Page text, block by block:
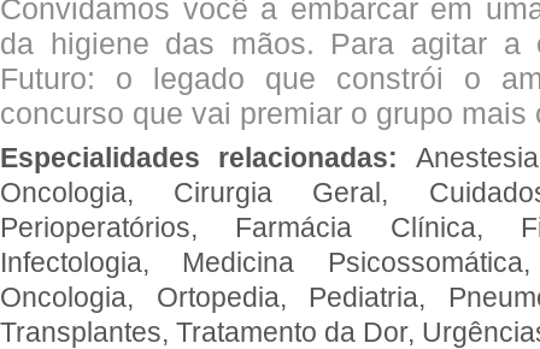
Convidamos você a embarcar em
da higiene das mãos. Para agitar a
Futuro: o legado que constrói o
concurso que vai premiar o grupo mais
Especialidades relacionadas:
Oncologia, Cirurgia Geral,
Perioperatórios, Farmácia Clínica,
Infectologia, Medicina
Oncologia, Ortopedia, Pediatria,
Transplantes, Tratamento da Dor,